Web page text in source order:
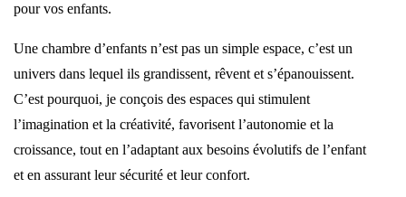
pour vos enfants.
Une chambre d’enfants n’est pas un simple espace, c’est un
univers dans lequel ils grandissent, rêvent et s’épanouissent.
C’est pourquoi, je conçois des espaces qui stimulent
l’imagination et la créativité, favorisent l’autonomie et la
croissance, tout en l’adaptant aux besoins évolutifs de l’enfant
et en assurant leur sécurité et leur confort.